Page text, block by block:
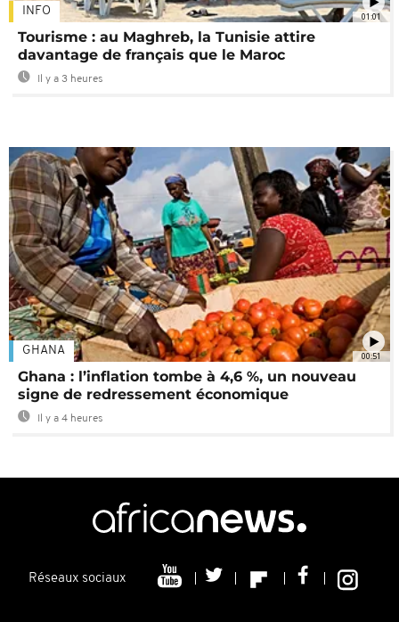
01:01
INFO
Tourisme : au Maghreb, la Tunisie attire
davantage de français que le Maroc
Il y a 3 heures
00:51
GHANA
Ghana : l’inflation tombe à 4,6 %, un nouveau
signe de redressement économique
Il y a 4 heures
Réseaux sociaux